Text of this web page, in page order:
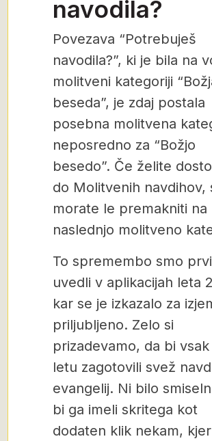
navodila?
Povezava “Potrebuješ
navodila?”, ki je bila na
molitveni kategoriji
beseda”, je zdaj postala
posebna molitvena
neposredno za “Božjo
besedo”. Če želite
do Molitvenih navdihov,
morate le premakniti na
naslednjo molitveno
To spremembo smo
uvedli v aplikacijah leta
kar se je izkazalo za
priljubljeno. Zelo si
prizadevamo, da bi
letu zagotovili svež
evangelij. Ni bilo
bi ga imeli skritega kot
dodaten klik nekam, kjer